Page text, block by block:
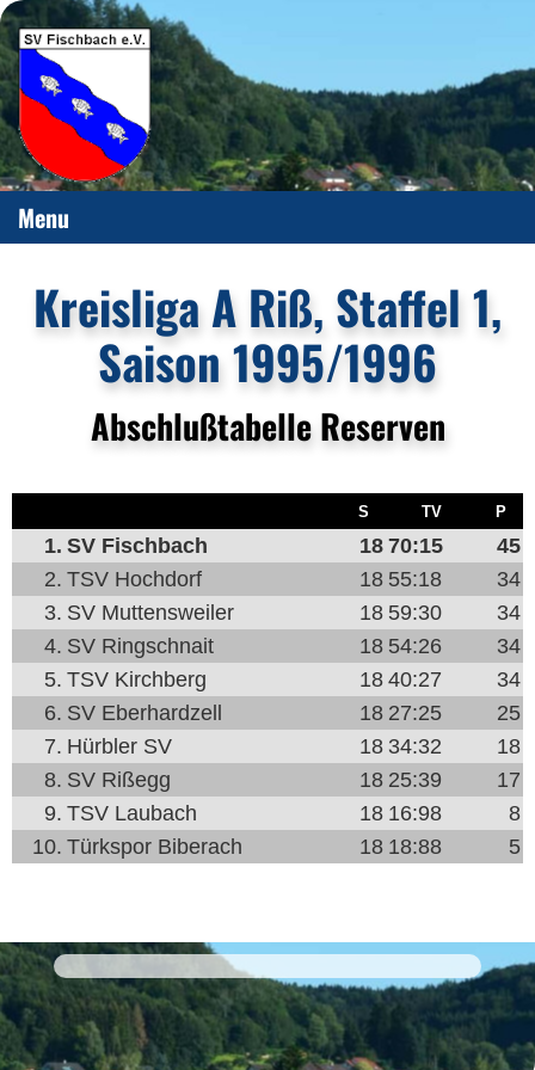
Menu
Kreisliga A Riß, Staffel 1,
Saison 1995/1996
Abschlußtabelle Reserven
S TV P
1. SV Fischbach 18 70:15
45
2. TSV Hochdorf 18 55:18
34
3. SV Muttensweiler 18 59:30
34
4. SV Ringschnait 18 54:26
34
5. TSV Kirchberg 18 40:27
34
6. SV Eberhardzell 18 27:25
25
7. Hürbler SV 18 34:32
18
8. SV Rißegg 18 25:39
17
9. TSV Laubach 18 16:98
8
10. Türkspor Biberach 18 18:88 5